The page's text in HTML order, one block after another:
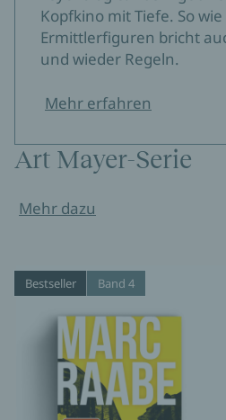
Kopfkino mit Tiefe. So
Ermittlerfiguren bricht
und wieder Regeln.
Mehr erfahren
Art Mayer-Serie
Mehr dazu
Bestseller Band 4